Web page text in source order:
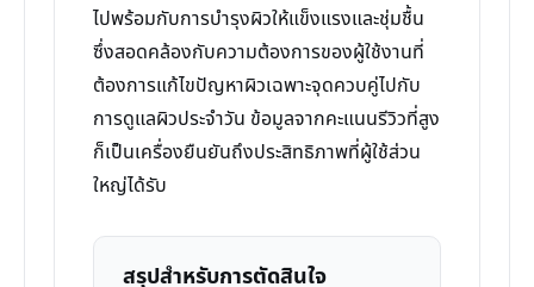
ไปพร้อมกับการบำรุงผิวให้แข็งแรงและชุ่มชื้น
ซึ่งสอดคล้องกับความต้องการของผู้ใช้งานที่
ต้องการแก้ไขปัญหาผิวเฉพาะจุดควบคู่ไปกับ
การดูแลผิวประจำวัน ข้อมูลจากคะแนนรีวิวที่สูง
ก็เป็นเครื่องยืนยันถึงประสิทธิภาพที่ผู้ใช้ส่วน
ใหญ่ได้รับ
สรุปสำหรับการตัดสินใจ